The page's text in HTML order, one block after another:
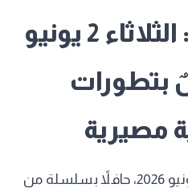
أبرز أخبار اليوم: الثلاثاء 2 يونيو
بتطورات
مصيرية
كان يوم الثلاثاء، الثاني من يونيو 2026، حافلاً بسلسلة من